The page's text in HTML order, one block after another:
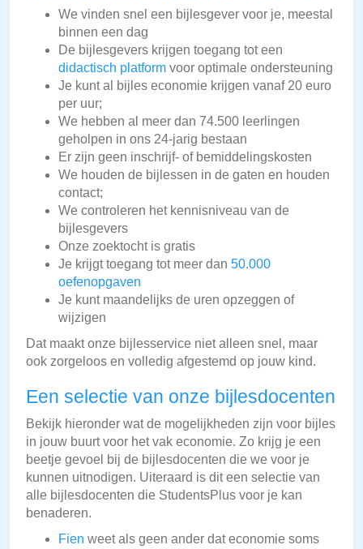
We vinden snel een bijlesgever voor je, meestal
binnen een dag
De bijlesgevers krijgen toegang tot een
didactisch platform voor optimale ondersteuning
Je kunt al bijles economie krijgen vanaf 20 euro
per uur;
We hebben al meer dan 74.500 leerlingen
geholpen in ons 24-jarig bestaan
Er zijn geen inschrijf- of bemiddelingskosten
We houden de bijlessen in de gaten en houden
contact;
We controleren het kennisniveau van de
bijlesgevers
Onze zoektocht is gratis
Je krijgt toegang tot meer dan 50.000
oefenopgaven
Je kunt maandelijks de uren opzeggen of
wijzigen
Dat maakt onze bijlesservice niet alleen snel, maar
ook zorgeloos en volledig afgestemd op jouw kind.
Een selectie van onze bijlesdocenten
Bekijk hieronder wat de mogelijkheden zijn voor bijles
in jouw buurt voor het vak economie. Zo krijg je een
beetje gevoel bij de bijlesdocenten die we voor je
kunnen uitnodigen. Uiteraard is dit een selectie van
alle bijlesdocenten die StudentsPlus voor je kan
benaderen.
Fien weet als geen ander dat economie soms